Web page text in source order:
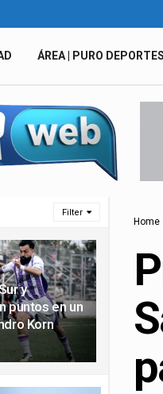
Filter
y
puntos en un
Korn
ÁREA | PURO DEPORTES
Home